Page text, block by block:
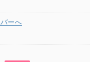
ーへ